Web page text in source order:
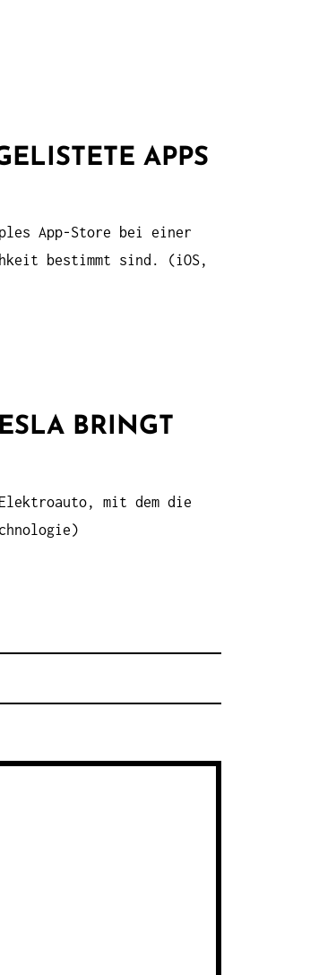
APPS
App-Store bei einer
bestimmt sind. (iOS,
BRINGT
mit dem die